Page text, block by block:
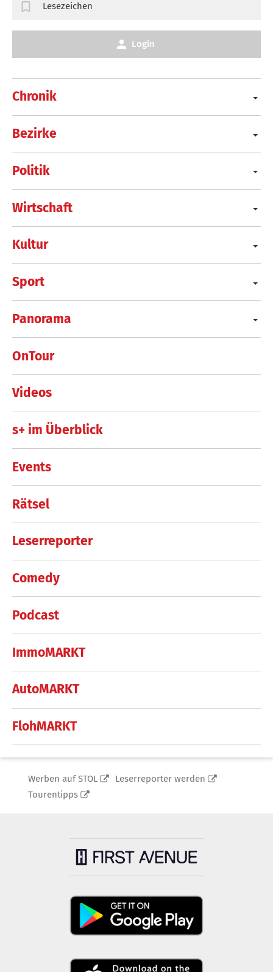
Chronik
Bezirke
Politik
Wirtschaft
Kultur
Sport
Panorama
OnTour
Videos
s+ im Überblick
Events
Rätsel
Leserreporter
Comedy
Podcast
ImmoMARKT
AutoMARKT
FlohMARKT
Lesezeichen
Login
Werben auf STOL
Leserreporter werden
Tourentipps